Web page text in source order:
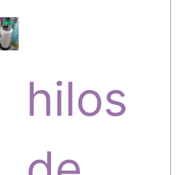
o
hilos